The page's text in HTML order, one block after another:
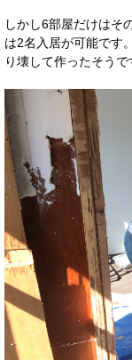
しかし6部屋だけはそ
は2名入居が可能です
り壊して作ったそう